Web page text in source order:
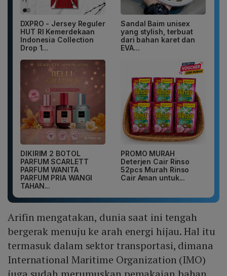
DXPRO - Jersey Reguler
HUT RI Kemerdekaan
Indonesia Collection
Drop 1...
Sandal Baim unisex
yang stylish, terbuat
dari bahan karet dan
EVA...
DIKIRIM 2 BOTOL
PARFUM SCARLETT
PARFUM WANITA
PARFUM PRIA WANGI
TAHAN...
PROMO MURAH
Deterjen Cair Rinso
52pcs Murah Rinso
Cair Aman untuk...
Arifin mengatakan, dunia saat ini tengah
bergerak menuju ke arah energi hijau. Hal itu
termasuk dalam sektor transportasi, dimana
International Maritime Organization (IMO)